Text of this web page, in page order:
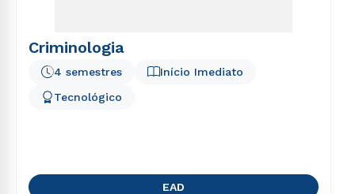
Criminologia
Início Imediato
4 semestres
Tecnológico
EAD